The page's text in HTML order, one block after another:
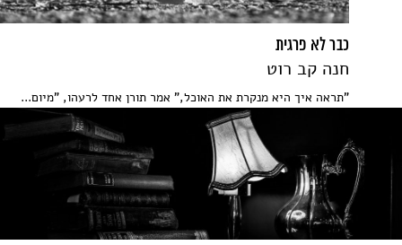
כבר לא פרגית
חנה קב רוט
"תראה איך היא מנקרת את האוכל," אמר תורן אחד לרעהו, "מיום...